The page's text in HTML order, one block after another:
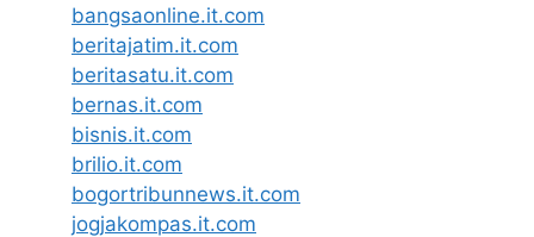
bangsaonline.it.com
beritajatim.it.com
beritasatu.it.com
bernas.it.com
bisnis.it.com
brilio.it.com
bogortribunnews.it.com
jogjakompas.it.com